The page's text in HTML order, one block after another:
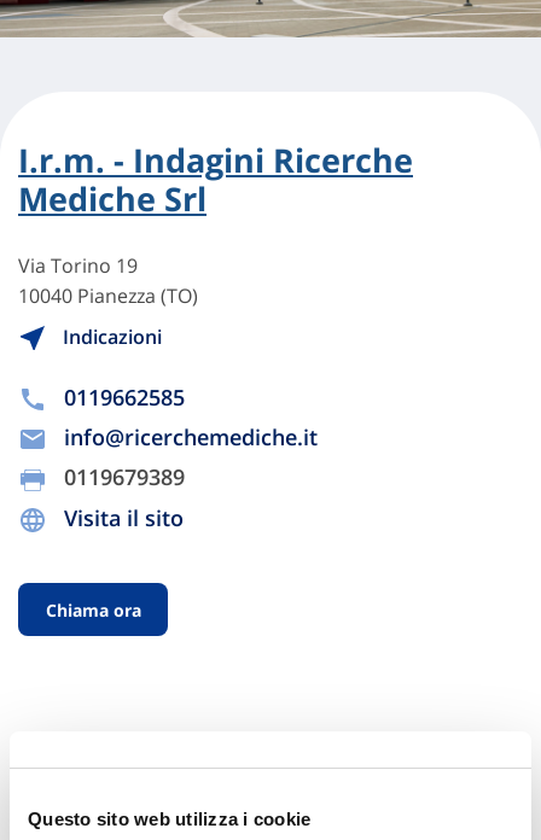
Questo sito web utilizza i cookie
I.r.m. - Indagini Ricerche
Mediche Srl
Via Torino 19
10040 Pianezza (TO)
Indicazioni
0119662585
info@ricerchemediche.it
0119679389
Visita il sito
Chiama ora